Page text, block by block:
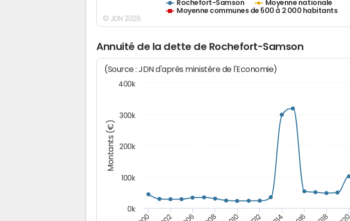
Rochefort-Samson
Moyenne nationale
Moyenne communes de 500 à 2 000 habitants
© JDN 2026
Annuité de la dette de Rochefort-Samson
Montants (€)
(Source : JDN d'après ministère de l'Economie)
0k
100k
200k
300k
400k